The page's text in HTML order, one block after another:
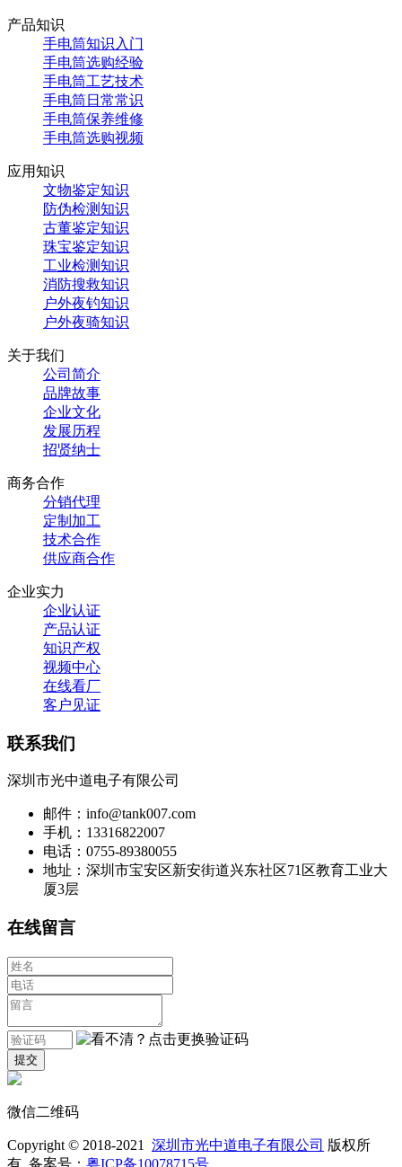
产品知识
手电筒知识入门
手电筒选购经验
手电筒工艺技术
手电筒日常常识
手电筒保养维修
手电筒选购视频
应用知识
文物鉴定知识
防伪检测知识
古董鉴定知识
珠宝鉴定知识
工业检测知识
消防搜救知识
户外夜钓知识
户外夜骑知识
关于我们
公司简介
品牌故事
企业文化
发展历程
招贤纳士
商务合作
分销代理
定制加工
技术合作
供应商合作
企业实力
企业认证
产品认证
知识产权
视频中心
在线看厂
客户见证
联系我们
深圳市光中道电子有限公司
邮件：info@tank007.com
手机：13316822007
电话：0755-89380055
地址：深圳市宝安区新安街道兴东社区71区教育工业大
厦3层
在线留言
微信二维码
Copyright © 2018-2021 深圳市光中道电子有限公司 版权所
有 备案号： 粤ICP备10078715号